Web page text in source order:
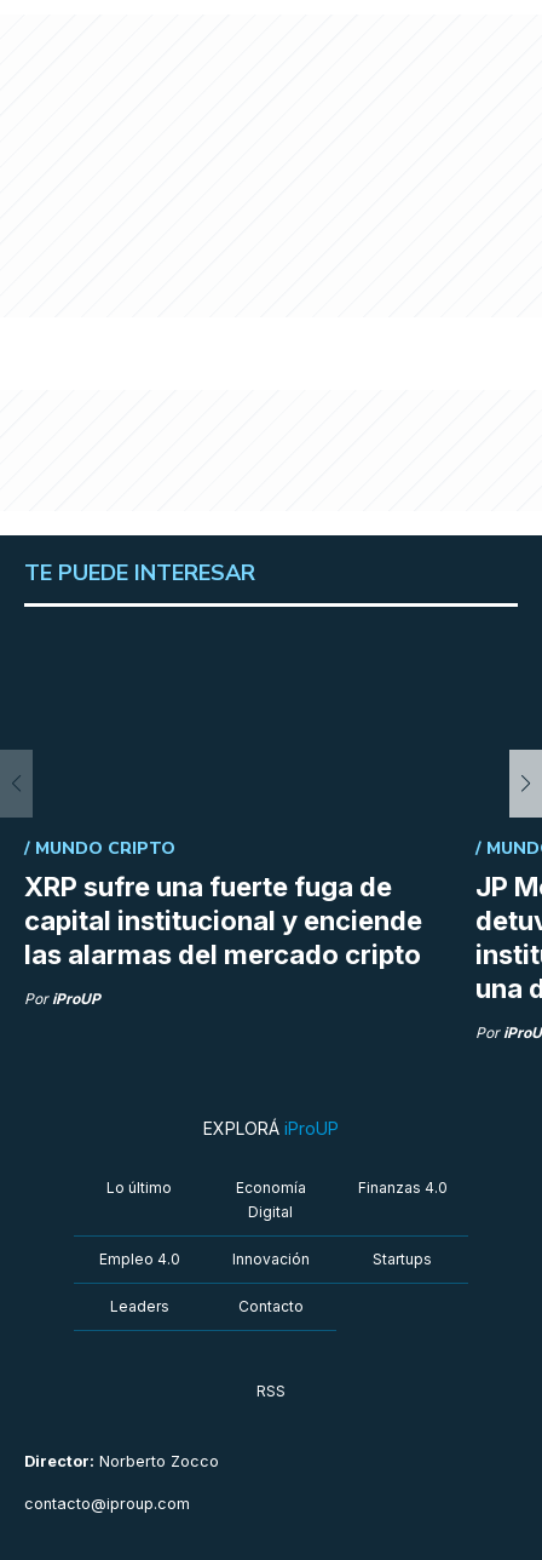
TE PUEDE INTERESAR
XRP sufre una fuerte fuga de
capital institucional y enciende
las alarmas del mercado cripto
/ MUNDO CRIPTO
Por iProUP
JP
una
/
Por
Director: Norberto Zocco
contacto@iproup.com
EXPLORÁ iProUP
Lo último
Economía
Digital
Finanzas 4.0
Empleo 4.0 Innovación Startups
Leaders Contacto
RSS